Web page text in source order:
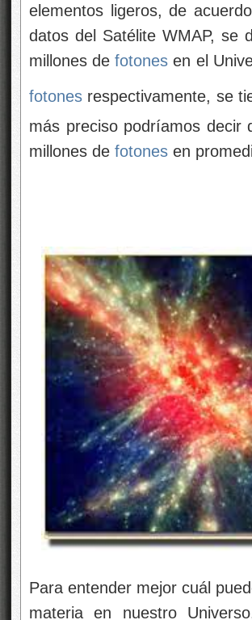
elementos ligeros, de
datos del Satélite WMAP,
millones defotones en el
fotones respectivamente, se
más preciso podríamos
millones de fotones en
Para entender mejor cuál
materia en nuestro